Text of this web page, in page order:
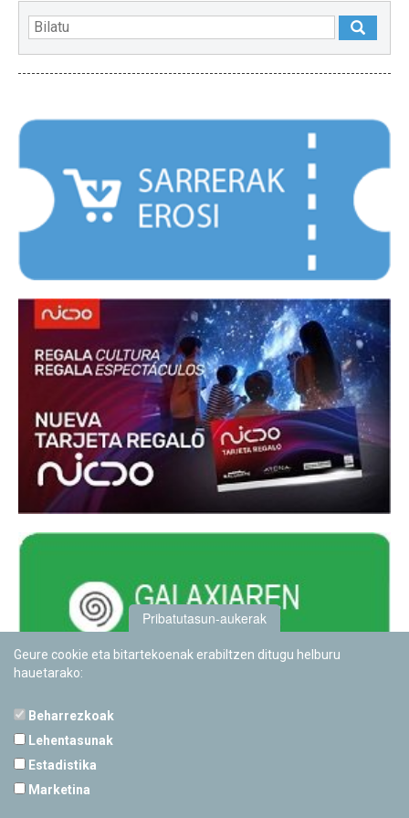
Pribatutasun-aukerak
Geure cookie eta bitartekoenak erabiltzen ditugu helburu
hauetarako:
Beharrezkoak
Lehentasunak
Estadistika
Marketina